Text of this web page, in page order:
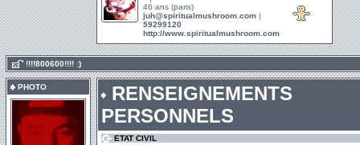
46 ans (paris)
juh@spiritualmushroom.com |
59299120
http://www.spiritualmushroom.com
!!!!800600!!!! :)
PHOTO
RENSEIGNEMENTS
PERSONNELS
ETAT CIVIL